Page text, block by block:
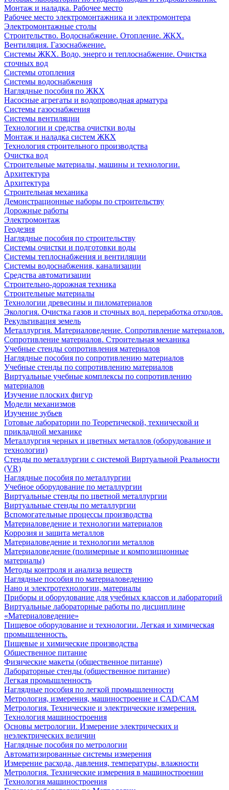
Монтаж и наладка. Рабочее место
Рабочее место электромонтажника и электромонтера
Электромонтажные столы
Строительство. Водоснабжение. Отопление. ЖКХ.
Вентиляция. Газоснабжение.
Системы ЖКХ. Водо, энерго и теплоснабжение. Очистка
сточных вод
Системы отопления
Системы водоснабжения
Наглядные пособия по ЖКХ
Насосные агрегаты и водопроводная арматура
Системы газоснабжения
Системы вентиляции
Технологии и средства очистки воды
Монтаж и наладка систем ЖКХ
Технология строительного производства
Очистка вод
Строительные материалы, машины и технологии.
Архитектура
Архитектура
Cтроительная механика
Демонстрационные наборы по строительству
Дорожные работы
Электромонтаж
Геодезия
Наглядные пособия по строительству
Системы очистки и подготовки воды
Системы теплоснабжения и вентиляции
Системы водоснабжения, канализации
Средства автоматизации
Строительно-дорожная техника
Строительные материалы
Технологии древесины и пиломатериалов
Экология. Очистка газов и сточных вод. переработка отходов.
Рекультивация земель
Металлургия. Материаловедение. Сопротивление материалов.
Сопротивление материалов. Строительная механика
Учебные стенды сопротивления материалов
Наглядные пособия по сопротивлению материалов
Учебные стенды по сопротивлению материалов
Виртуальные учебные комплексы по сопротивлению
материалов
Изучение плоских фигур
Модели механизмов
Изучение зубьев
Готовые лаборатории по Теоретической, технической и
прикладной механике
Металлургия черных и цветных металлов (оборудование и
технологии)
Cтенды по металлургии с системой Виртуальной Реальности
(VR)
Наглядные пособия по металлургии
Учебное оборудование по металлургии
Виртуальные стенды по цветной металлургии
Виртуальные стенды по металлургии
Вспомогательные процессы производства
Материаловедение и технологии материалов
Коррозия и защита металлов
Материаловедение и технологии металлов
Материаловедение (полимерные и композиционные
материалы)
Методы контроля и анализа веществ
Наглядные пособия по материаловедению
Нано и электротехнологии, материалы
Приборы и оборудование для учебных классов и лабораторий
Виртуальные лабораторные работы по дисциплине
«Материаловедение»
Пищевое оборудование и технологии. Легкая и химическая
промышленность.
Пищевые и химические производства
Общественное питание
Физические макеты (общественное питание)
Лабораторные стенды (общественное питание)
Легкая промышленность
Наглядные пособия по легкой промышленности
Метрология, измерения, машиностроение и CAD/CAM
Метрология. Технические и электрические измерения.
Технология машиностроения
Основы метрологии. Измерение электрических и
неэлектрических величин
Наглядные пособия по метрологии
Автоматизированные системы измерения
Измерение расхода, давления, температуры, влажности
Метрология. Технические измерения в машиностроении
Технология машиностроения